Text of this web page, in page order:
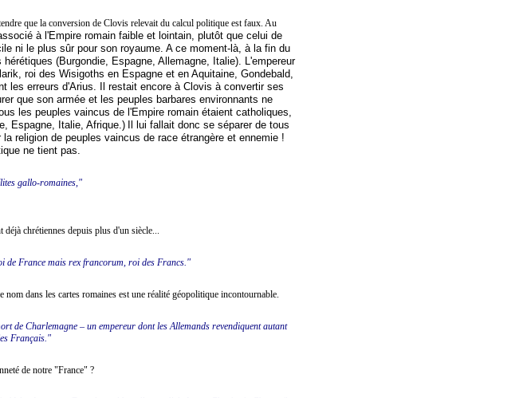
que la conversion de Clovis relevait du calcul politique est faux. Au
à l'Empire romain faible et lointain, plutôt que celui de
ni le plus sûr pour son royaume. A ce moment-là, à la fin du
hérétiques (Burgondie, Espagne, Allemagne, Italie). L'empereur
roi des Wisigoths en Espagne et en Aquitaine, Gondebald,
les erreurs d'Arius. Il restait encore à Clovis à convertir ses
que son armée et les peuples barbares environnants ne
les peuples vaincus de l'Empire romain étaient catholiques,
Espagne, Italie, Afrique.) Il lui fallait donc se séparer de tous
religion de peuples vaincus de race étrangère et ennemie !
ne tient pas
gallo-romaines,"
chrétiennes depuis plus d'un siècle...
de France mais rex francorum, roi des Francs."
dans les cartes romaines est une réalité géopolitique incontournable.
de Charlemagne – un empereur dont les Allemands revendiquent autant
Français."
de notre "France" ?